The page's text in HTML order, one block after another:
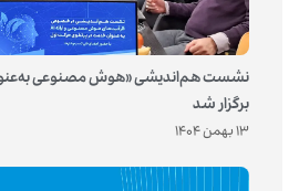
نشست هم‌اندیشی «هوش مصنوعی
برگزار شد
13 بهمن 1404